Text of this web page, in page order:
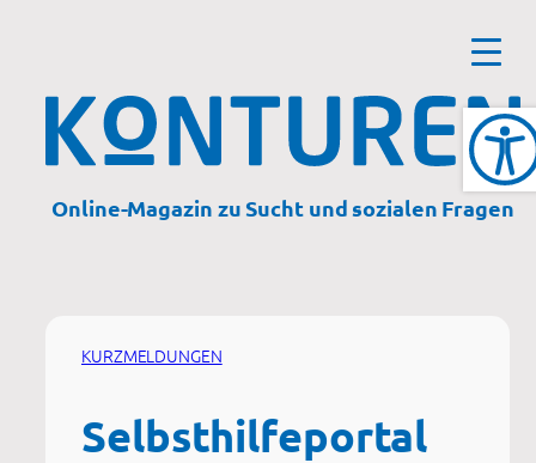
Online-Magazin zu Sucht und sozialen Fragen
KURZMELDUNGEN
Selbsthilfeportal